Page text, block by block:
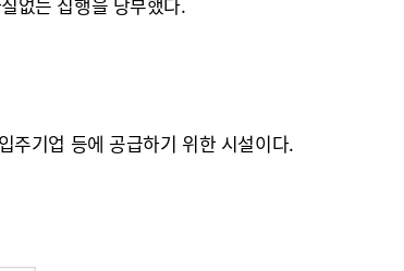
주기업 등에 공급하기 위한 시설이다.